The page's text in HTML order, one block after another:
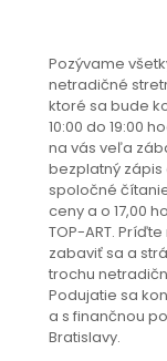
Pozývame
netradičné
ktoré sa bude
10:00 do 19:00
na vás veľa
bezplatný zápis
spoločné
ceny a o 17,00
TOP-ART.
zabaviť sa a
trochu
Podujatie sa
a s finančnou
Bratislavy.